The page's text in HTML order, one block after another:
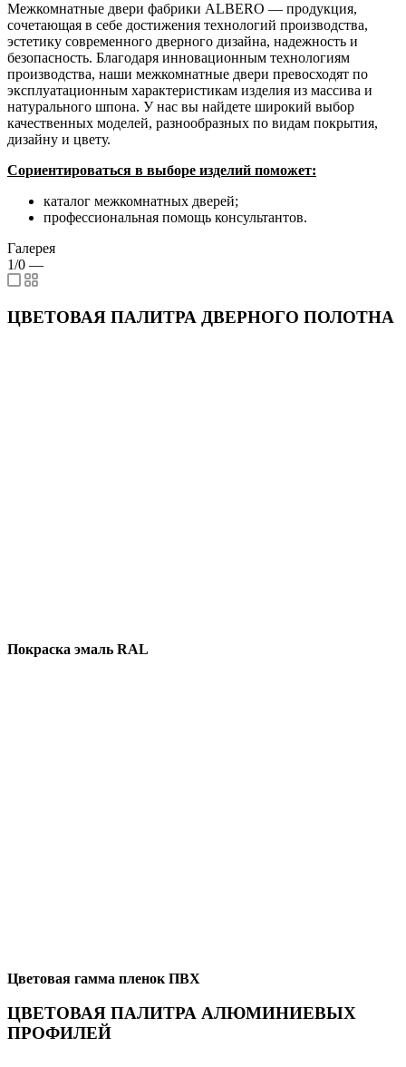
Межкомнатные двери фабрики ALBERO — продукция,
сочетающая в себе достижения технологий производства,
эстетику современного дверного дизайна, надежность и
безопасность. Благодаря инновационным технологиям
производства, наши межкомнатные двери превосходят по
эксплуатационным характеристикам изделия из массива и
натурального шпона. У нас вы найдете широкий выбор
качественных моделей, разнообразных по видам покрытия,
дизайну и цвету.
Сориентироваться в выборе изделий поможет:
каталог межкомнатных дверей;
профессиональная помощь консультантов.
Галерея
1/0 —
ЦВЕТОВАЯ ПАЛИТРА ДВЕРНОГО ПОЛОТНА
Покраска эмаль RAL
Цветовая гамма пленок ПВХ
ЦВЕТОВАЯ ПАЛИТРА АЛЮМИНИЕВЫХ
ПРОФИЛЕЙ